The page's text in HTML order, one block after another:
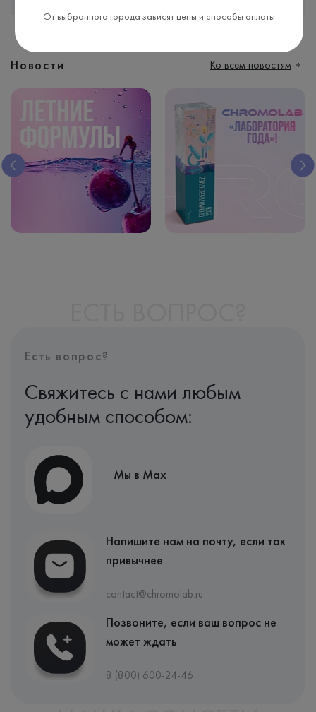
Новости Ко всем новостям
Есть вопрос?
Свяжитесь с нами любым
удобным способом:
Мы в Max
Напишите нам на почту, если так
привычнее
contact@chromolab.ru
Позвоните, если ваш вопрос не
может ждать
8 (800) 600-24-46
От выбранного города зависят цены и способы оплаты